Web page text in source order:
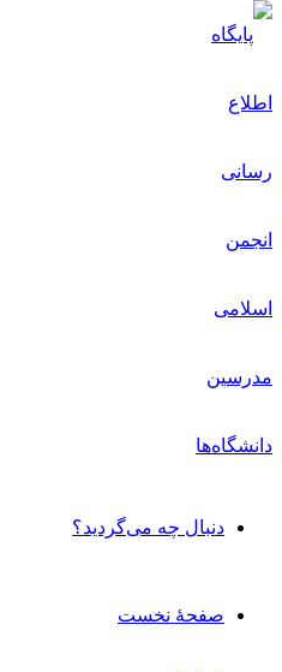
دنبال چه می‌گردید؟
صفحۀ نخست